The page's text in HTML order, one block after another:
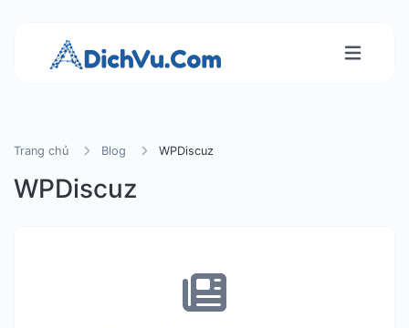
Trang chủ Blog WPDiscuz
WPDiscuz